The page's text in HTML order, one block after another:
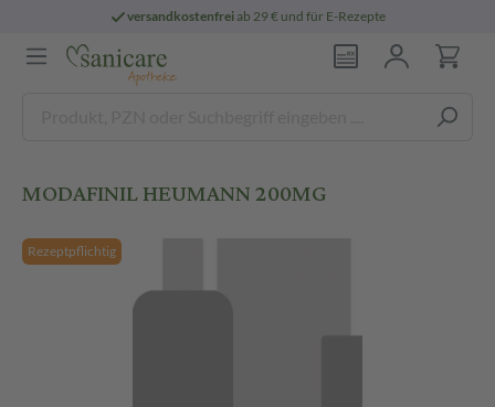
versandkostenfreiab 29 € und für E-Rezepte
MODAFINIL HEUMANN 200MG
Rezeptpflichtig